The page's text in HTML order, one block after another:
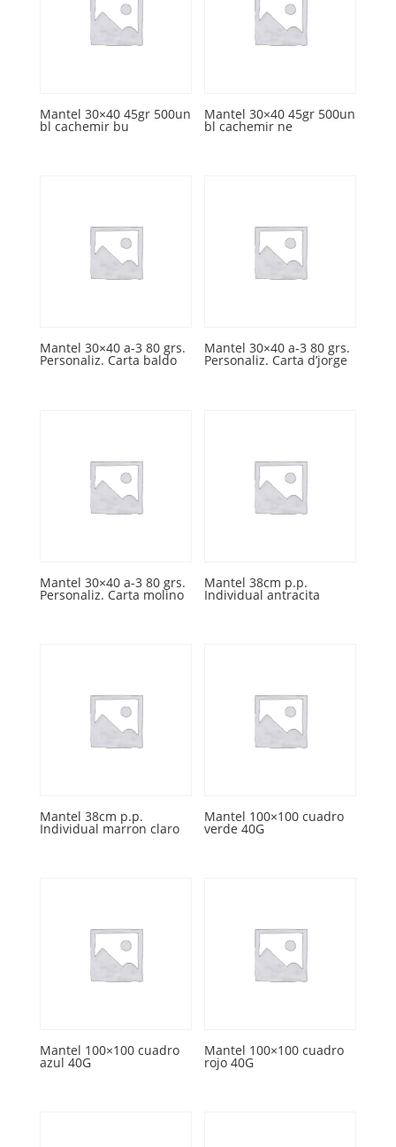
Mantel 30×40 45gr 500un
bl cachemir bu
Mantel 30×40 45gr 500un
bl cachemir ne
Mantel 30×40 a-3 80 grs.
Personaliz. Carta baldo
Mantel 30×40 a-3 80 grs.
Personaliz. Carta d’jorge
Mantel 30×40 a-3 80 grs.
Personaliz. Carta molino
Mantel 38cm p.p.
Individual antracita
Mantel 38cm p.p.
Individual marron claro
Mantel 100×100 cuadro
verde 40G
Mantel 100×100 cuadro
azul 40G
Mantel 100×100 cuadro
rojo 40G